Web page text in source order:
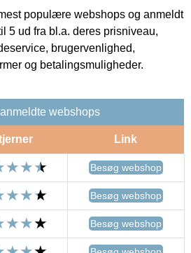
populære webshops og anmeldt
5 ud fra bl.a. deres prisniveau,
brugervenlighed,
og betalingsmuligheder.
webshops
Link
Besøg webshop
Besøg webshop
Besøg webshop